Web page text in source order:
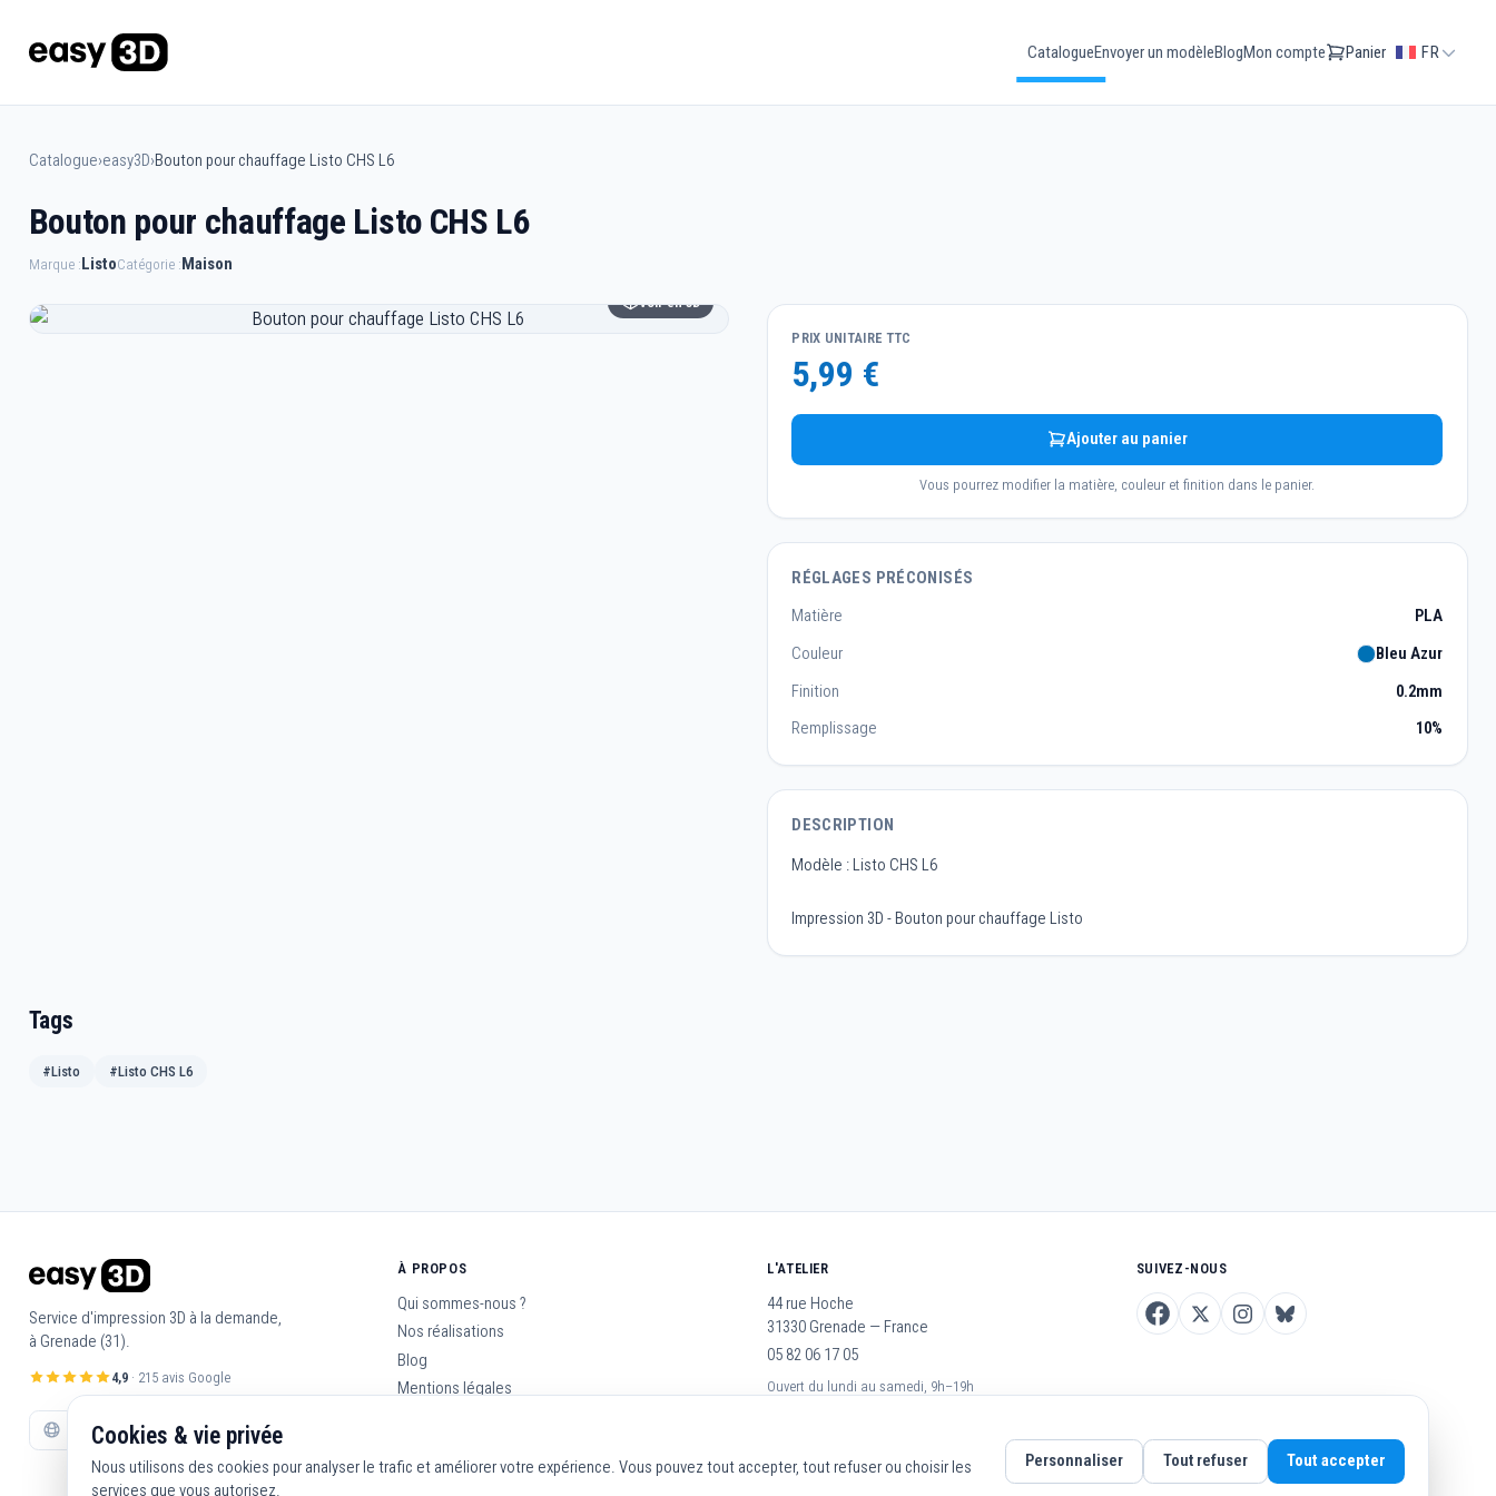
CatalogueEnvoyer un modèleBlogMon compte Panier FR
Catalogue›easy3D›Bouton pour chauffage Listo CHS L6
Bouton pour chauffage Listo CHS L6
Marque :ListoCatégorie :Maison
Voir en 3D
PRIX UNITAIRE TTC
5,99 €
Ajouter au panier
Vous pourrez modifier la matière, couleur et finition dans le panier.
RÉGLAGES PRÉCONISÉS
Matière
PLA
Couleur
Bleu Azur
Finition
0.2mm
Remplissage
10%
DESCRIPTION
Modèle : Listo CHS L6
Impression 3D - Bouton pour chauffage Listo
Tags
#Listo #Listo CHS L6
Service d'impression 3D à la demande,
à Grenade (31).
4,9· 215 avis Google
À PROPOS
Qui sommes-nous ?
Nos réalisations
Blog
Mentions légales
L'ATELIER
44 rue Hoche
31330 Grenade — France
05 82 06 17 05
Ouvert du lundi au samedi, 9h–19h
SUIVEZ-NOUS
Cookies & vie privée
Nous utilisons des cookies pour analyser le trafic et améliorer votre expérience. Vous pouvez tout accepter, tout refuser ou choisir les
services que vous autorisez.
Personnaliser Tout refuser Tout accepter